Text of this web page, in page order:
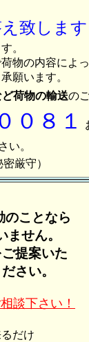
致します
。
物の内容によ
願います。
荷物の輸送の
０８１
い。
厳守）
のことなら
せん。
提案いた
さい。
談下さい！
だけ